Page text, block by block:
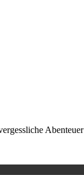
Abenteuer